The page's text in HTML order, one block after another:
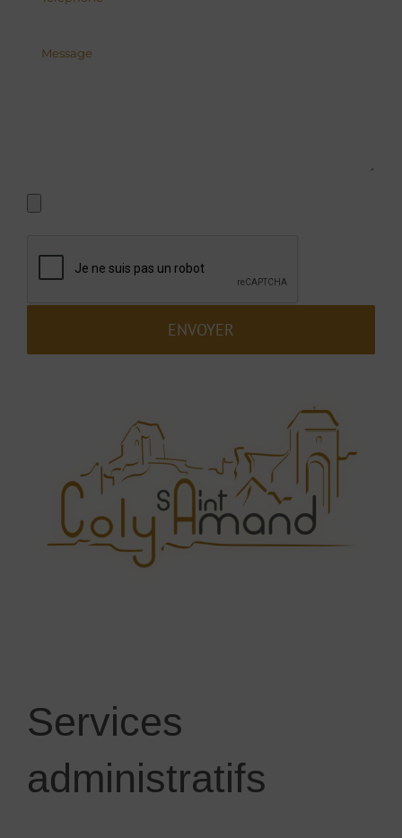
Services
administratifs